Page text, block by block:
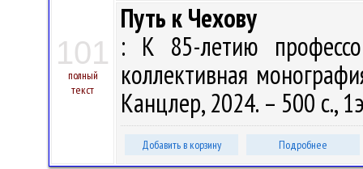
101
полный
текст
Путь к Чехову
: К 85-летию
коллективная
Канцлер, 2024. – 500 с.,
Добавить в корзину Подробнее